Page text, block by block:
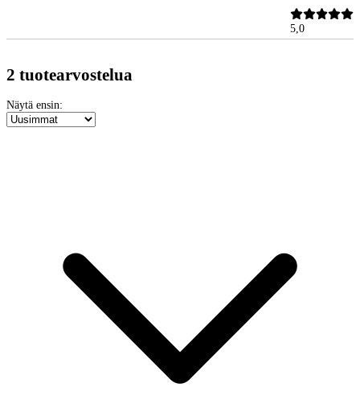
5,0
2 tuotearvostelua
Näytä ensin: